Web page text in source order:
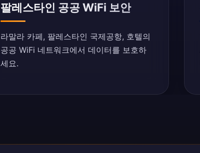
팔레스타인 공공 WiFi 보안
라말라 카페, 팔레스타인 국제공항, 호텔의
공공 WiFi 네트워크에서 데이터를 보호하
세요.